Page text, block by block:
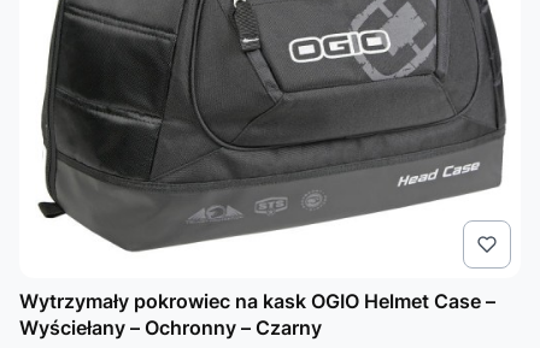
Wytrzymały pokrowiec na kask OGIO Helmet Case –
Wyściełany – Ochronny – Czarny